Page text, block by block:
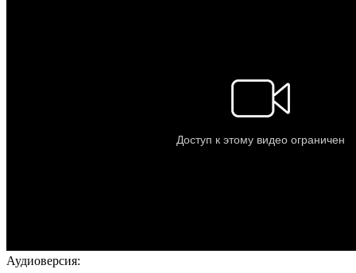
Аудиоверсия: